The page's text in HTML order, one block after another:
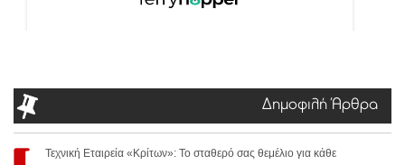
Δημοφιλή Άρθρα
Τεχνική Εταιρεία «Κρίτων»: Το σταθερό σας θεμέλιο για κάθε